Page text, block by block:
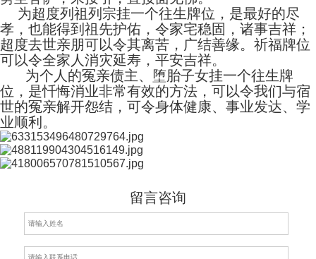
为超度列祖列宗挂一个往生牌位，是最好的尽
孝，也能得到祖先护佑，令家宅稳固，诸事吉祥；
超度去世亲朋可以令其离苦，广结善缘。祈福牌位
可以令全家人消灾延寿，平安吉祥。
为个人的冤亲债主、堕胎子女挂一个往生牌
位，是忏悔消业非常有效的方法，可以令我们与宿
世的冤亲解开怨结，可令身体健康、事业发达、学
业顺利。
留言咨询